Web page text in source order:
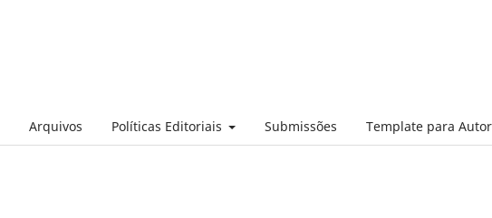
Arquivos Políticas Editoriais Submissões Template para